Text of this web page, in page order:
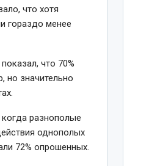
что хотя
гораздо менее
что 70%
но значительно
разнополые
однополых
72% опрошенных.